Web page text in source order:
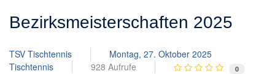
Bezirksmeisterschaften 2025
TSV Tischtennis
Montag, 27. Oktober 2025
Tischtennis
928 Aufrufe 0